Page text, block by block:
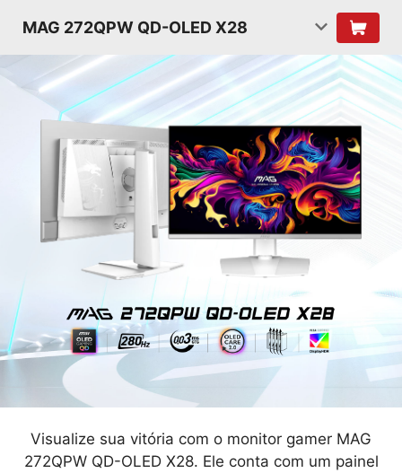
MAG 272QPW QD-OLED X28
Visualize sua vitória com o monitor gamer MAG
272QPW QD-OLED X28. Ele conta com um painel